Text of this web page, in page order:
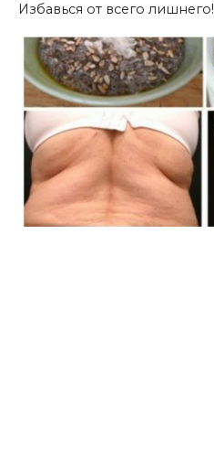
Избавься от всего лишнего!